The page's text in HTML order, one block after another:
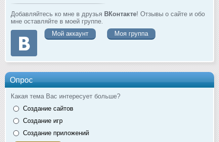
Добавляйтесь ко мне в друзья ВКонтакте! Отзывы о сайте и обо
мне оставляйте в моей группе.
Мой аккаунт
Моя группа
Опрос
Какая тема Вас интересует больше?
Создание сайтов
Создание игр
Создание приложений